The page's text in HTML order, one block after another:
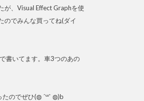
が、Visual Effect Graphを使
のでみんな買ってね(ダイ
書いてます。車3つのあの
のでぜひ(◍ ´꒳` ◍)b